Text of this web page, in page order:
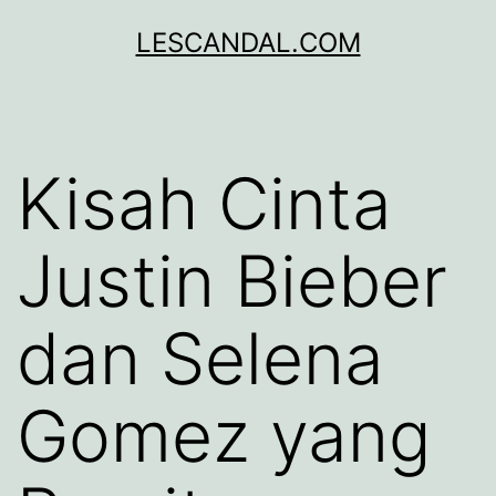
LESCANDAL.COM
Kisah Cinta
Justin Bieber
dan Selena
Gomez yang